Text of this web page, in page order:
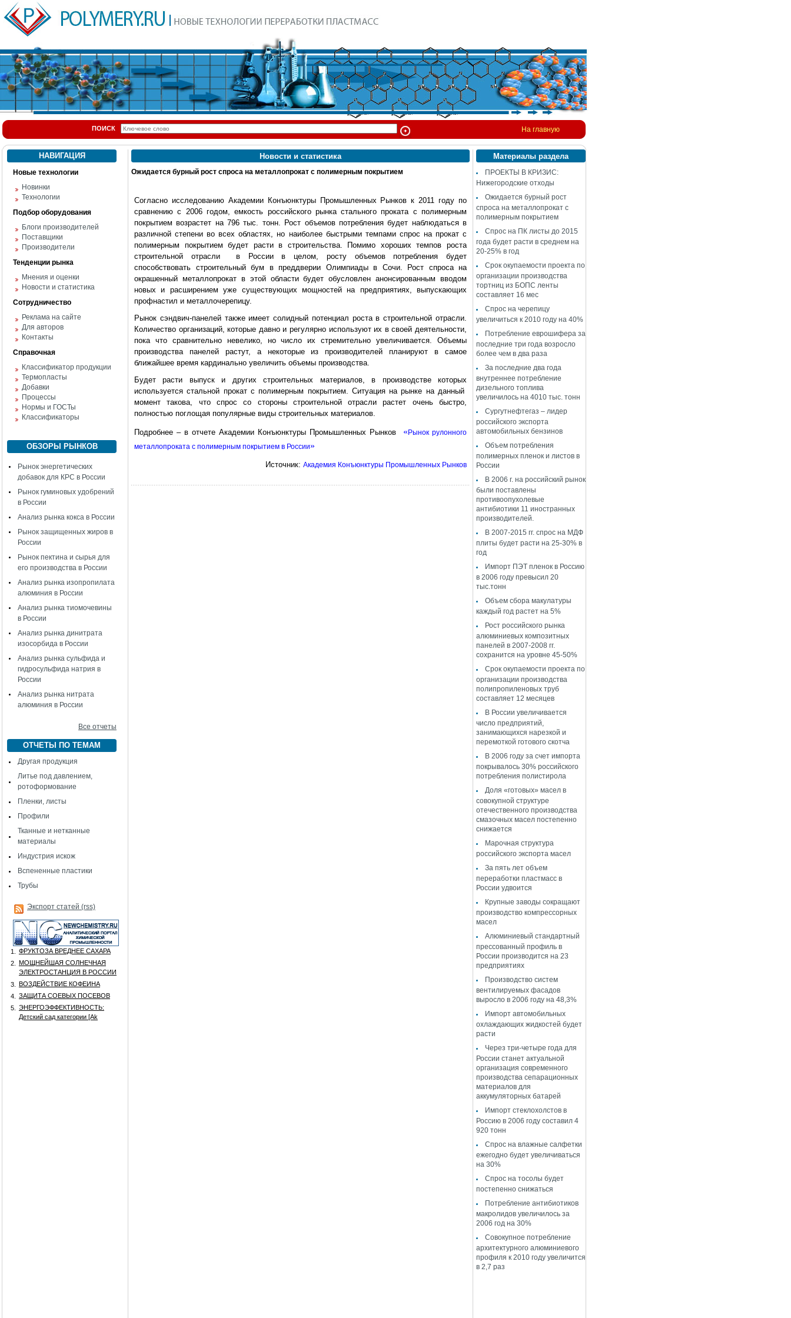
ПОИСК На главную
НАВИГАЦИЯ
Новые технологии
Новинки
Технологии
Подбор оборудования
Блоги производителей
Поставщики
Производители
Тенденции рынка
Мнения и оценки
Новости и статистика
Сотрудничество
Реклама на сайте
Для авторов
Контакты
Справочная
Классификатор продукции
Термопласты
Добавки
Процессы
Нормы и ГОСТы
Классификаторы
ОБЗОРЫ РЫНКОВ
Рынок энергетических
добавок для КРС в России
Рынок гуминовых удобрений
в России
Анализ рынка кокса в России
Рынок защищенных жиров в
России
Рынок пектина и сырья для
его производства в России
Анализ рынка изопропилата
алюминия в России
Анализ рынка тиомочевины
в России
Анализ рынка динитрата
изосорбида в России
Анализ рынка сульфида и
гидросульфида натрия в
России
Анализ рынка нитрата
алюминия в России
Все отчеты
ОТЧЕТЫ ПО ТЕМАМ
Другая продукция
Литье под давлением,
ротоформование
Пленки, листы
Профили
Тканные и нетканные
материалы
Индустрия искож
Вспененные пластики
Трубы
Экспорт статей (rss)
1.
ФРУКТОЗА ВРЕДНЕЕ САХАРА
2.
МОЩНЕЙШАЯ СОЛНЕЧНАЯ
ЭЛЕКТРОСТАНЦИЯ В РОССИИ
3.
ВОЗДЕЙСТВИЕ КОФЕИНА
4.
ЗАЩИТА СОЕВЫХ ПОСЕВОВ
5.
ЭНЕРГОЭФФЕКТИВНОСТЬ:
Детский сад категории [Аk
Новости и статистика
Ожидается бурный рост спроса на металлопрокат с полимерным покрытием
Согласно исследованию Академии Конъюнктуры Промышленных Рынков к 2011 году по
сравнению с 2006 годом, емкость российского рынка стального проката с полимерным
покрытием возрастет на 796 тыс. тонн. Рост объемов потребления будет наблюдаться в
различной степени во всех областях, но наиболее быстрыми темпами спрос на прокат с
полимерным покрытием будет расти в строительства. Помимо хороших темпов роста
строительной отрасли в России в целом, росту объемов потребления будет
способствовать строительный бум в преддверии Олимпиады в Сочи. Рост спроса на
окрашенный металлопрокат в этой области будет обусловлен анонсированным вводом
новых и расширением уже существующих мощностей на предприятиях, выпускающих
профнастил и металлочерепицу.
Рынок сэндвич-панелей также имеет солидный потенциал роста в строительной отрасли.
Количество организаций, которые давно и регулярно используют их в своей деятельности,
пока что сравнительно невелико, но число их стремительно увеличивается. Объемы
производства панелей растут, а некоторые из производителей планируют в самое
ближайшее время кардинально увеличить объемы производства.
Будет расти выпуск и других строительных материалов, в производстве которых
используется стальной прокат с полимерным покрытием. Ситуация на рынке на данный
момент такова, что спрос со стороны строительной отрасли растет очень быстро,
полностью поглощая популярные виды строительных материалов.
Подробнее – в отчете Академии Конъюнктуры Промышленных Рынков « Рынок рулонного
металлопроката с полимерным покрытием в России»
Источник: Академия Конъюнктуры Промышленных Рынков
Материалы раздела
ПРОЕКТЫ В КРИЗИС:
Нижегородские отходы
Ожидается бурный рост
спроса на металлопрокат с
полимерным покрытием
Спрос на ПК листы до 2015
года будет расти в среднем на
20-25% в год
Срок окупаемости проекта по
организации производства
тортниц из БОПС ленты
составляет 16 мес
Спрос на черепицу
увеличиться к 2010 году на 40%
Потребление еврошифера за
последние три года возросло
более чем в два раза
За последние два года
внутреннее потребление
дизельного топлива
увеличилось на 4010 тыс. тонн
Сургутнефтегаз – лидер
российского экспорта
автомобильных бензинов
Объем потребления
полимерных пленок и листов в
России
В 2006 г. на российский рынок
были поставлены
противоопухолевые
антибиотики 11 иностранных
производителей.
В 2007-2015 гг. спрос на МДФ
плиты будет расти на 25-30% в
год
Импорт ПЭТ пленок в Россию
в 2006 году превысил 20
тыс.тонн
Объем сбора макулатуры
каждый год растет на 5%
Рост российского рынка
алюминиевых композитных
панелей в 2007-2008 гг.
сохранится на уровне 45-50%
Срок окупаемости проекта по
организации производства
полипропиленовых труб
составляет 12 месяцев
В России увеличивается
число предприятий,
занимающихся нарезкой и
перемоткой готового скотча
В 2006 году за счет импорта
покрывалось 30% российского
потребления полистирола
Доля «готовых» масел в
совокупной структуре
отечественного производства
смазочных масел постепенно
снижается
Марочная структура
российского экспорта масел
За пять лет объем
переработки пластмасс в
России удвоится
Крупные заводы сокращают
производство компрессорных
масел
Алюминиевый стандартный
прессованный профиль в
России производится на 23
предприятиях
Производство систем
вентилируемых фасадов
выросло в 2006 году на 48,3%
Импорт автомобильных
охлаждающих жидкостей будет
расти
Через три-четыре года для
России станет актуальной
организация современного
производства сепарационных
материалов для
аккумуляторных батарей
Импорт стеклохолстов в
Россию в 2006 году составил 4
920 тонн
Спрос на влажные салфетки
ежегодно будет увеличиваться
на 30%
Спрос на тосолы будет
постепенно снижаться
Потребление антибиотиков
макролидов увеличилось за
2006 год на 30%
Совокупное потребление
архитектурного алюминиевого
профиля к 2010 году увеличится
в 2,7 раз